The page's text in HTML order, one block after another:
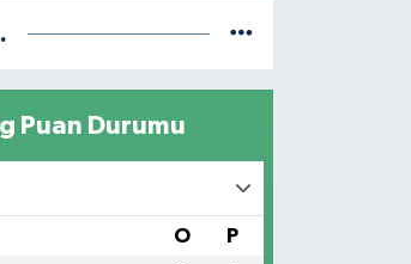
Puan Durumu
O P